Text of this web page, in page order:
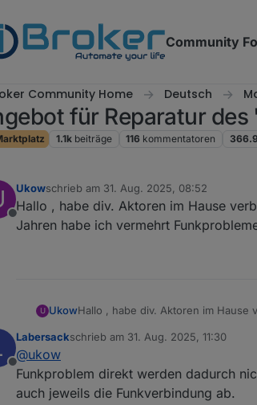
Community
Community Home Deutsch
für Reparatur
1.1k beiträge 116 kommentatoren
Offline
Ukowschrieb am 31. Aug. 2025, 08:52
zuletzt editiert von
Hallo , habe div. Aktoren im Hause
Jahren habe ich vermehrt
U UkowHallo , habe div. Aktoren im Hause verbaut HM-LC-Bl1PBU-FM für Rollladen und Markisen Steuerung,
Offline
Labersackschrieb am 31. Aug. 2025, 11:30
zuletzt editiert von
@ukow
Funkproblem direkt werden dadurch
auch jeweils die Funkverbindung ab.